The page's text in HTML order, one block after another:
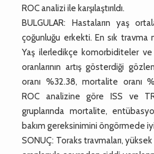
ROC analizi ile karşılaştırıldı.
BULGULAR: Hastaların yaş
çoğunluğu erkekti. En sık travma
Yaş ilerledikçe komorbiditeler ve
oranlarının artış gösterdiği
oranı %32.38, mortalite oranı
ROC analizine göre ISS ve
gruplarında mortalite,
bakım gereksinimini öngörmede
SONUÇ: Toraks travmaları,